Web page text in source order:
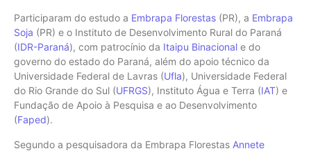
Participaram do estudo a Embrapa Florestas (PR), a Embrapa
Soja (PR) e o Instituto de Desenvolvimento Rural do Paraná
(IDR-Paraná), com patrocínio da Itaipu Binacional e do
governo do estado do Paraná, além do apoio técnico da
Universidade Federal de Lavras (Ufla), Universidade Federal
do Rio Grande do Sul (UFRGS), Instituto Água e Terra (IAT) e
Fundação de Apoio à Pesquisa e ao Desenvolvimento
(Faped).
Segundo a pesquisadora da Embrapa Florestas Annete